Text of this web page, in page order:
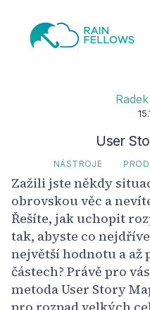
User
NÁSTROJE
Zažili jste někdy
obrovskou věc a
Řešíte, jak uchopit
tak, abyste co
největší hodnotu a až
částech? Právě pro
metoda User Story